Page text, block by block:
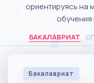
ориентируясь на
БАКАЛАВРИАТ
Бакалавриат